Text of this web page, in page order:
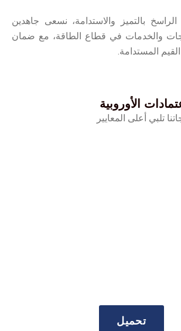
الراسخ بالتميز والاستدامة، نسعى جاهدين
والخدمات في قطاع الطاقة، مع ضمان
المستدامة.
الأوروبية
تلبي أعلى المعايير
تحميل